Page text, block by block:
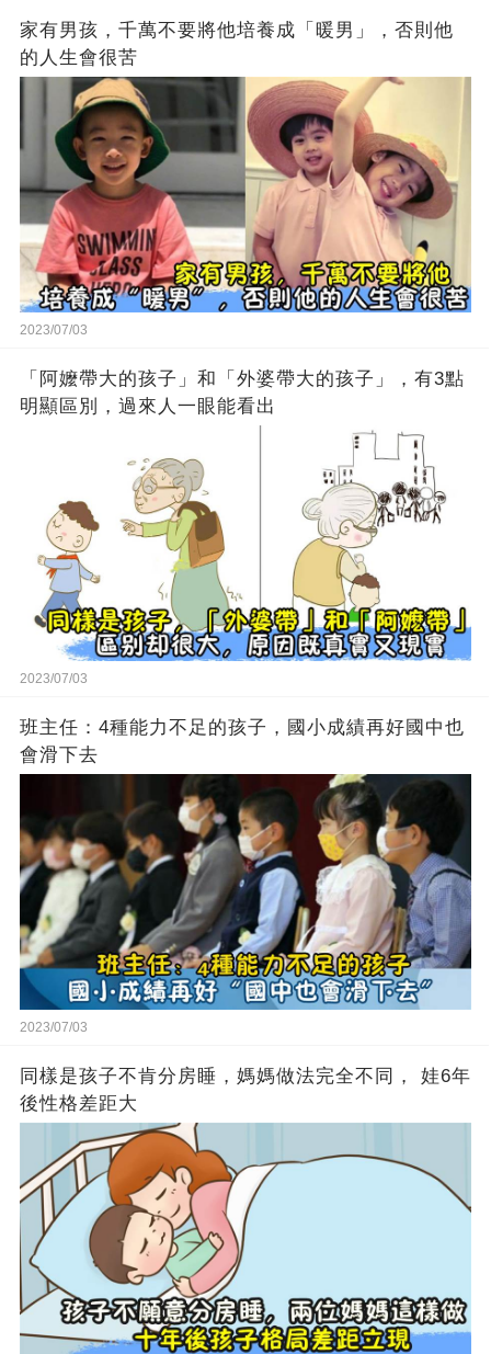
家有男孩，千萬不要將他培養成「暖男」，否則他
的人生會很苦
2023/07/03
「阿嬤帶大的孩子」和「外婆帶大的孩子」，有3點
明顯區別，過來人一眼能看出
2023/07/03
班主任：4種能力不足的孩子，國小成績再好國中也
會滑下去
2023/07/03
同樣是孩子不肯分房睡，媽媽做法完全不同， 娃6年
後性格差距大